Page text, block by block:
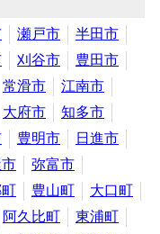
瀬戸市
半田市
刈谷市
豊田市
常滑市
江南市
大府市
知多市
豊明市
日進市
弥富市
豊山町
大口町
阿久比町
東浦町